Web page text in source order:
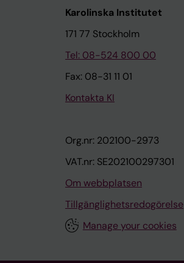
Karolinska Institutet
171 77 Stockholm
Tel: 08-524 800 00
Fax: 08-31 11 01
Kontakta KI
Org.nr: 202100-2973
VAT.nr: SE202100297301
Om webbplatsen
Tillgänglighetsredogörelse
Manage your cookies